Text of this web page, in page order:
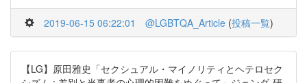
2019-06-15 06:22:01 @LGBTQA_Article (投稿一覧)
【LG】原田雅史「セクシュアル・マイノリティとヘテロセク